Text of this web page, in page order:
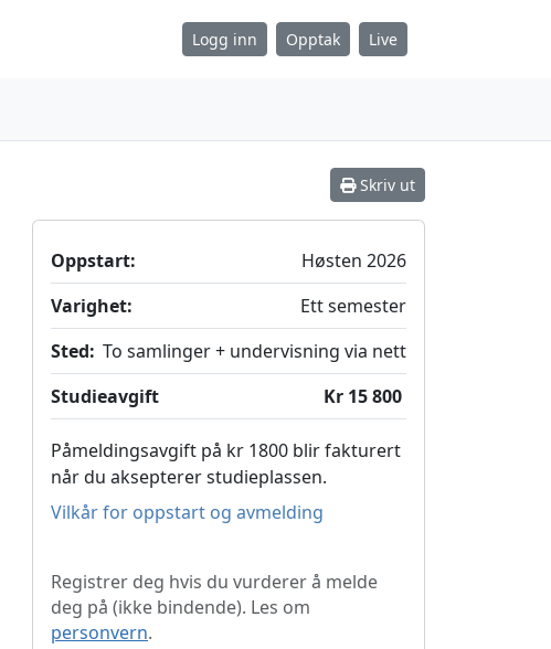
Logg inn Opptak Live
Skriv ut
Oppstart:
Høsten 2026
Varighet:
Ett semester
Sted: To samlinger + undervisning via nett
Studieavgift
Kr 15 800
Påmeldingsavgift på kr 1800 blir fakturert
når du aksepterer studieplassen.
Vilkår for oppstart og avmelding